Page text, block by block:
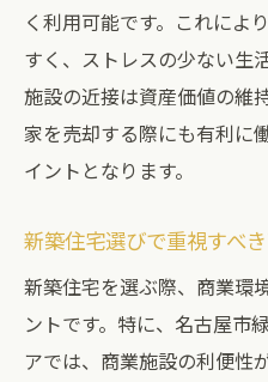
く利用可能です。これによ
すく、ストレスの少ない生
施設の近接は資産価値の維
家を売却する際にも有利に
イントとなります。
新築住宅選びで重視すべ
新築住宅を選ぶ際、商業環
ントです。特に、名古屋市
アでは、商業施設の利便性